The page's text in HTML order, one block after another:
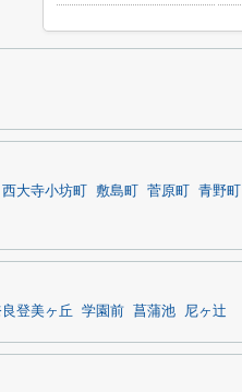
西大寺小坊町 敷島町 菅原町
青野町
登美ヶ丘 学園前 菖蒲池 尼ヶ辻